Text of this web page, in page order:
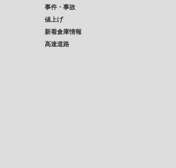
事件・事故
値上げ
新着倉庫情報
高速道路